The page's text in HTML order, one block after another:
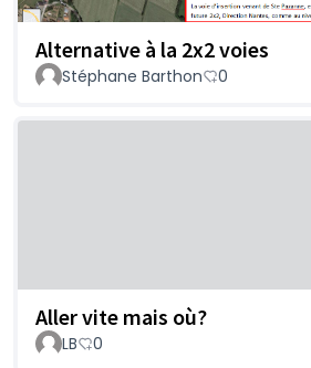
Alternative à la 2x2 voies
Stéphane Barthon 0
Aller vite mais où?
LB 0